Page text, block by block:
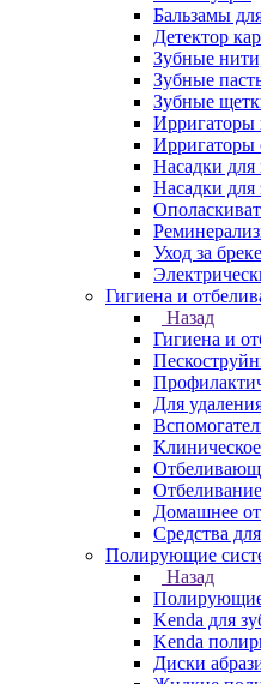
Бальзамы
Детектор
Зубные
Зубные
Зубные
Ирригаторы
Ирригаторы
Насадки для
Насадки для
Уход за
Гигиена и
Назад
Гигиена и
Для
Домашнее
Средства
Полирующие
Назад
Kenda для
Kenda
Диски